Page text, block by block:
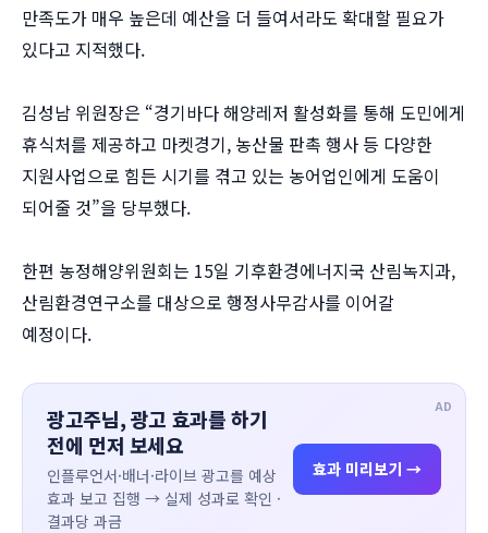
만족도가 매우 높은데 예산을 더 들여서라도 확대할 필요가
있다고 지적했다.
김성남 위원장은 “경기바다 해양레저 활성화를 통해 도민에게
휴식처를 제공하고 마켓경기, 농산물 판촉 행사 등 다양한
지원사업으로 힘든 시기를 겪고 있는 농어업인에게 도움이
되어줄 것”을 당부했다.
한편 농정해양위원회는 15일 기후환경에너지국 산림녹지과,
산림환경연구소를 대상으로 행정사무감사를 이어갈
예정이다.
AD
광고주님, 광고 효과를 하기
전에 먼저 보세요
인플루언서·배너·라이브 광고를 예상
효과 보고 집행 → 실제 성과로 확인 ·
결과당 과금
효과 미리보기 →